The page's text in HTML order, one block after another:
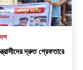
দ্রুত গ্রেফতারে